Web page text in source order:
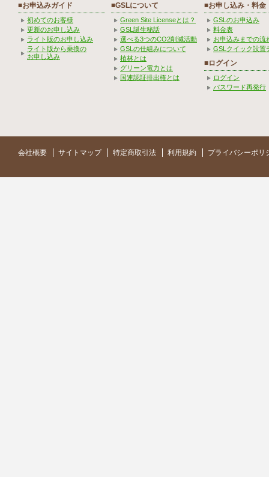
■お申込みガイド
初めてのお客様
更新のお申し込み
ライト版のお申し込み
ライト版から乗換の
お申し込み
■GSLについて
Green Site Licenseとは？
GSL誕生秘話
選べる3つのCO2削減活動
GSLの仕組みについて
植林とは
グリーン電力とは
国連認証排出権とは
■お申し込み・料金
GSLのお申込み
料金表
お申込みまでの流
GSLクイック設置
■ログイン
ログイン
パスワード再発行
会社概要 サイトマップ 特定商取引法 利用規約 プライバシーポリ